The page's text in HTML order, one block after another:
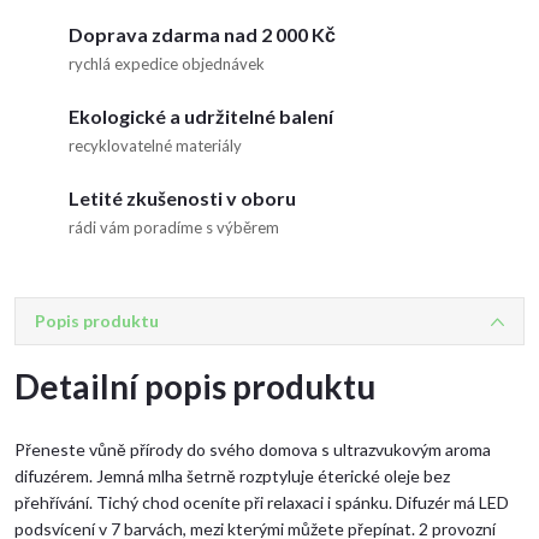
Doprava zdarma nad 2 000 Kč
rychlá expedice objednávek
Ekologické a udržitelné balení
recyklovatelné materiály
Letité zkušenosti v oboru
rádi vám poradíme s výběrem
Popis produktu
Detailní popis produktu
Přeneste vůně přírody do svého domova s ultrazvukovým aroma
difuzérem. Jemná mlha šetrně rozptyluje éterické oleje bez
přehřívání. Tichý chod oceníte při relaxaci i spánku. Difuzér má LED
podsvícení v 7 barvách, mezi kterými můžete přepínat. 2 provozní